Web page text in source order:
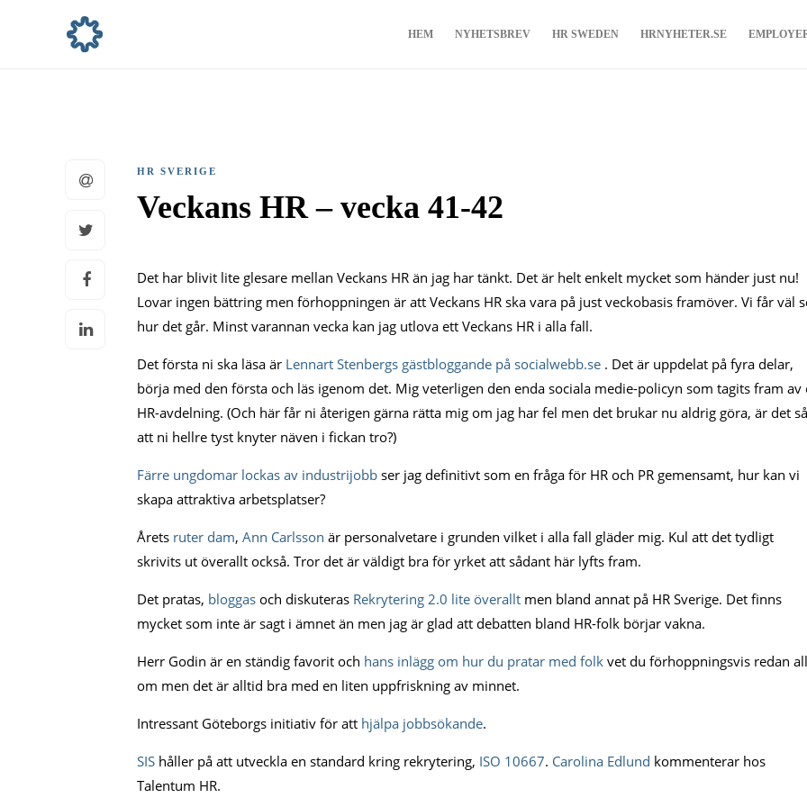
HEM NYHETSBREV HR SWEDEN HRNYHETER.SE
HR SVERIGE
Veckans HR – vecka 41-42
Det har blivit lite glesare mellan Veckans HR än jag har tänkt. Det är helt enkelt mycket som händer just nu!
Lovar ingen bättring men förhoppningen är att Veckans HR ska vara på just veckobasis framöver. Vi får väl
hur det går. Minst varannan vecka kan jag utlova ett Veckans HR i alla fall.
Det första ni ska läsa är Lennart Stenbergs gästbloggande på socialwebb.se . Det är uppdelat på fyra delar,
börja med den första och läs igenom det. Mig veterligen den enda sociala medie-policyn som tagits fram av
HR-avdelning. (Och här får ni återigen gärna rätta mig om jag har fel men det brukar nu aldrig göra, är det så
att ni hellre tyst knyter näven i fickan tro?)
Färre ungdomar lockas av industrijobb ser jag definitivt som en fråga för HR och PR gemensamt, hur kan vi
skapa attraktiva arbetsplatser?
Årets ruter dam, Ann Carlsson är personalvetare i grunden vilket i alla fall gläder mig. Kul att det tydligt
skrivits ut överallt också. Tror det är väldigt bra för yrket att sådant här lyfts fram.
Det pratas, bloggas och diskuteras Rekrytering 2.0 lite överallt men bland annat på HR Sverige. Det finns
mycket som inte är sagt i ämnet än men jag är glad att debatten bland HR-folk börjar vakna.
Herr Godin är en ständig favorit och hans inlägg om hur du pratar med folk vet du förhoppningsvis redan
om men det är alltid bra med en liten uppfriskning av minnet.
Intressant Göteborgs initiativ för att hjälpa jobbsökande.
SIS håller på att utveckla en standard kring rekrytering, ISO 10667. Carolina Edlund kommenterar hos
Talentum HR.